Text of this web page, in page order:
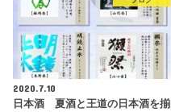
2020.7.10
日本酒 夏酒と王道の日本酒を揃